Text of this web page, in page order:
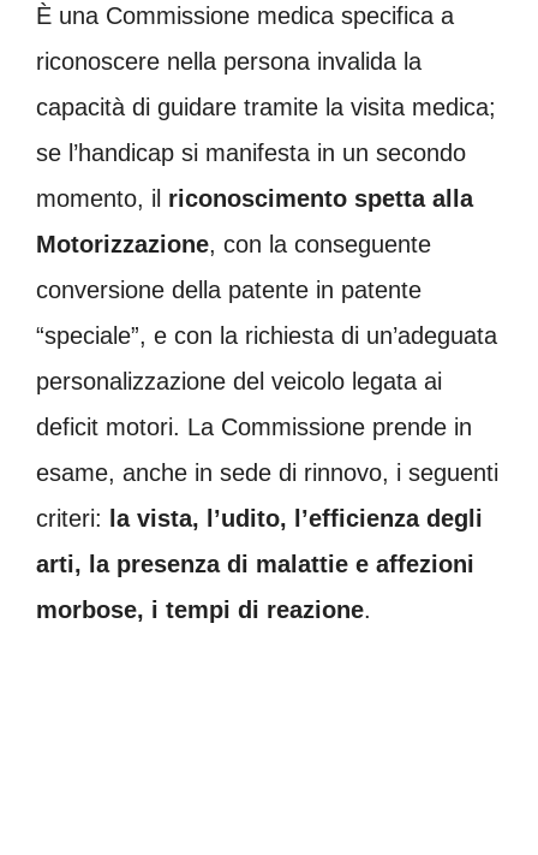
È una Commissione medica specifica a
riconoscere nella persona invalida la
capacità di guidare tramite la visita medica;
se l’handicap si manifesta in un secondo
momento, il riconoscimento spetta alla
Motorizzazione, con la conseguente
conversione della patente in patente
“speciale”, e con la richiesta di un’adeguata
personalizzazione del veicolo legata ai
deficit motori. La Commissione prende in
esame, anche in sede di rinnovo, i seguenti
criteri:
la vista, l’udito, l’efficienza degli
arti, la presenza di malattie e affezioni
morbose, i tempi di reazione.